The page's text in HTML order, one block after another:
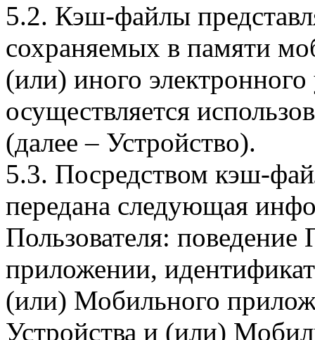
5.2. Кэш-файлы
сохраняемых в памяти
(или) иного электронного
осуществляется
(далее – Устройство).
5.3. Посредством кэш-
передана следующая
Пользователя:
приложении,
(или) Мобильного
Устройства и (или)